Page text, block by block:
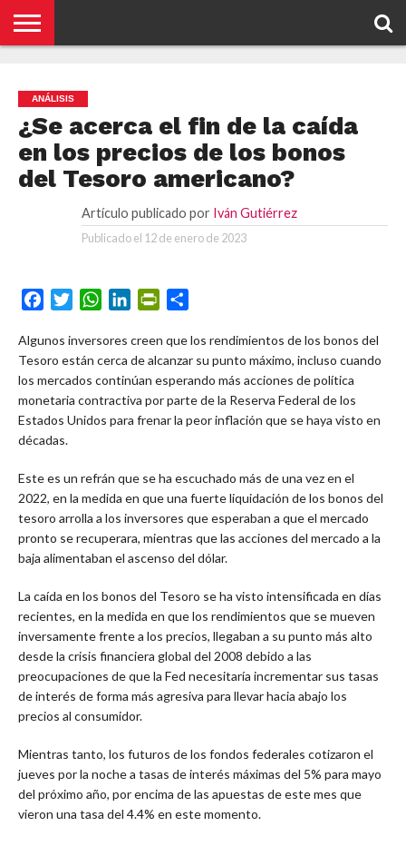
QUÉ
SE
ESTO?
ANÁLISIS
¿Se acerca el fin de la caída
en los precios de los bonos
del Tesoro americano?
Artículo publicado por Iván Gutiérrez
Publicado el 12 de enero de 2023
FacebookTwitterWhatsApp
LinkedInPrintFriendly
Algunos inversores creen que los rendimientos de los bonos del
Tesoro están cerca de alcanzar su punto máximo, incluso cuando
los mercados continúan esperando más acciones de política
monetaria contractiva por parte de la Reserva Federal de los
Estados Unidos para frenar la peor inflación que se haya visto en
décadas.
Este es un refrán que se ha escuchado más de una vez en el
2022, en la medida en que una fuerte liquidación de los bonos del
tesoro arrolla a los inversores que esperaban a que el mercado
pronto se recuperara, mientras que las acciones del mercado a la
baja alimentaban el ascenso del dólar.
La caída en los bonos del Tesoro se ha visto intensificada en días
recientes, en la medida en que los rendimientos que se mueven
inversamente frente a los precios, llegaban a su punto más alto
desde la crisis financiera global del 2008 debido a las
preocupaciones de que la Fed necesitaría incrementar sus tasas
de interés de forma más agresiva para llevar hacia abajo los
precios al consumidor.
Mientras tanto, los futuros de los fondos federales cotizaron el
jueves por la noche a tasas de interés máximas del 5% para mayo
del próximo año, por encima de las apuestas de este mes que
vieron una tasa del 4.4% en este momento.